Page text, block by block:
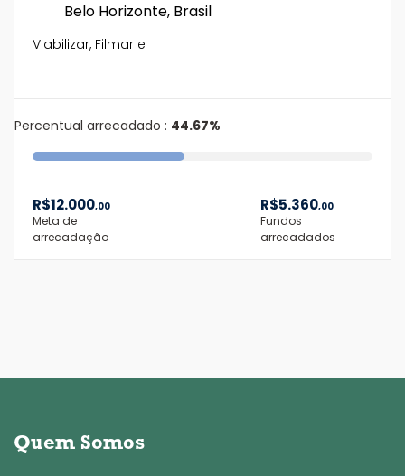
Belo Horizonte, Brasil
Viabilizar, Filmar e
Percentual arrecadado : 44.67%
R$12.000,00
Meta de
arrecadação
R$5.360,00
Fundos
arrecadados
Quem Somos